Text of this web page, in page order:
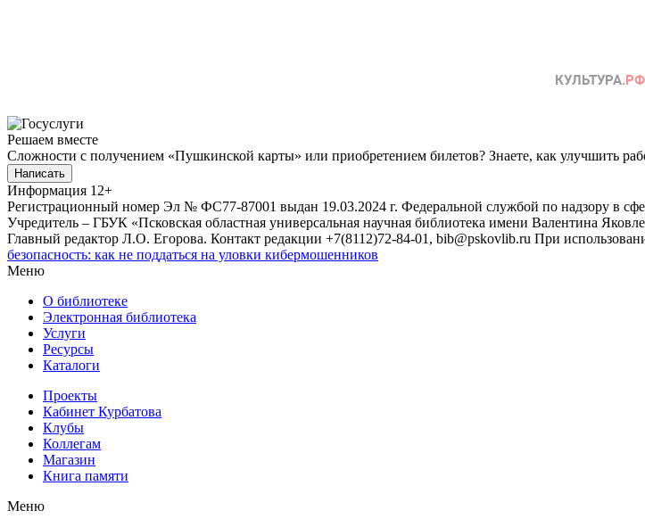
Решаем вместе
Сложности с получением «Пушкинской карты» или приобретением билетов? Знаете, как улучшить
Написать
Информация 12+
Регистрационный номер Эл № ФС77-87001 выдан 19.03.2024 г. Федеральной службой по надзору в
Учредитель – ГБУК «Псковская областная универсальная научная библиотека имени Валентина
Главный редактор Л.О. Егорова. Контакт редакции +7(8112)72-84-01, bib@pskovlib.ru При
безопасность: как не поддаться на уловки кибермошенников
Меню
О библиотеке
Электронная библиотека
Услуги
Ресурсы
Каталоги
Проекты
Кабинет Курбатова
Клубы
Коллегам
Магазин
Книга памяти
Меню